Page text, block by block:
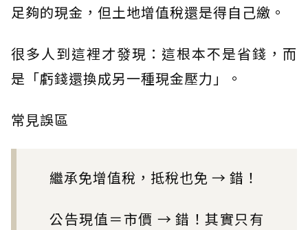
足夠的現金，但土地增值稅還是得自己繳。
很多人到這裡才發現：這根本不是省錢，而
是「虧錢還換成另一種現金壓力」。
常見誤區
繼承免增值稅，抵稅也免 → 錯！
公告現值＝市價 → 錯！其實只有